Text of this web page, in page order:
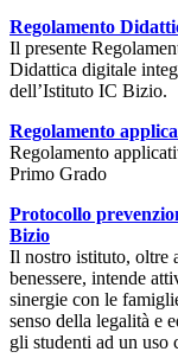
Regolamento
Il presente
Didattica digitale
dell’Istituto IC Bizio.
Regolamento
Regolamento
Primo Grado
Protocollo
Bizio
Il nostro istituto, oltre
benessere, intende
sinergie con le
senso della legalità e
gli studenti ad un uso